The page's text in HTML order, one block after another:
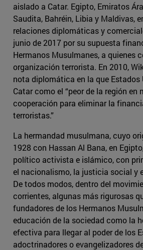
aislado a Catar. Egipto, Emiratos
Saudita, Bahréin, Libia y Maldivas,
relaciones diplomáticas y
junio de 2017 por su supuesta
Hermanos Musulmanes, a quienes
organización terrorista. En 2010,
nota diplomática en la que
Catar como el “peor de la región en
cooperación para eliminar la
terroristas.”
La hermandad musulmana, cuyo
1928 con Hassan Al Bana, en
político activista e islámico, con
el nacionalismo, la justicia social y
De todos modos, dentro del
corrientes, algunas más rigurosas
fundadores de los Hermanos
educación de la sociedad como la
efectiva para llegar al poder de los
adoctrinadores o evangelizadores